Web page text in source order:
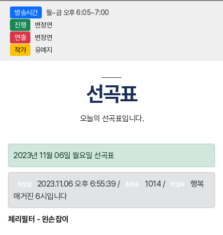
방송시간
월~금 오후 6:05~7:00
진행
변정연
연출
변정연
작가
유예지
선곡표
오늘의 선곡표입니다.
2023년 11월 06일 월요일 선곡표
작성일 2023.11.06 오후 6:55:39 / 조회수 1014 / 작성자
행복
매거진 6시입니다
체리필터 - 왼손잡이